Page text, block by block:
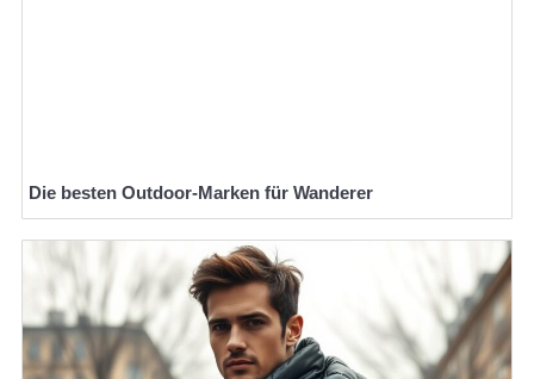
Die besten Outdoor-Marken für Wanderer